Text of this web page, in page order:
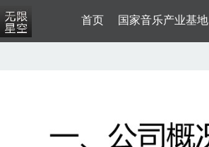
首页 国家音乐产业基地